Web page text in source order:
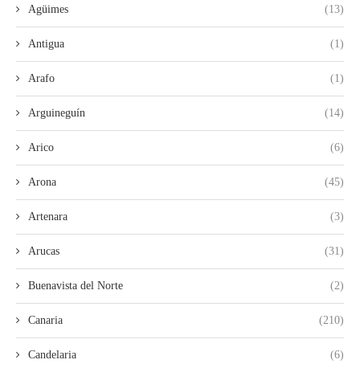
Agüimes (13)
Antigua (1)
Arafo (1)
Arguineguín (14)
Arico (6)
Arona (45)
Artenara (3)
Arucas (31)
Buenavista del Norte (2)
Canaria (210)
Candelaria (6)